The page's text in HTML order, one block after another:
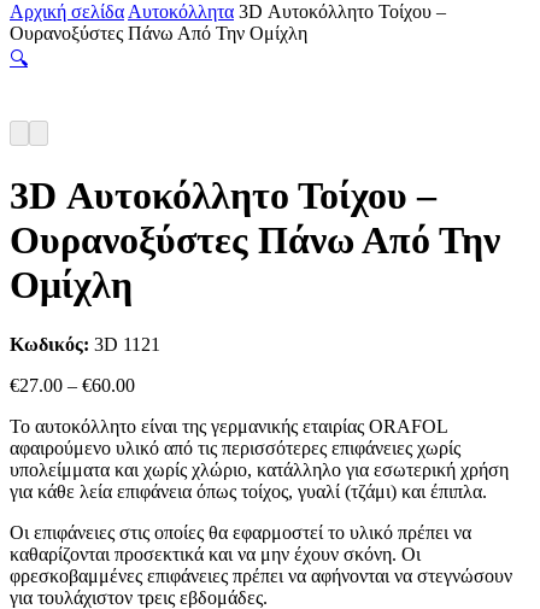
Αρχική σελίδα Αυτοκόλλητα 3D Αυτοκόλλητο Τοίχου –
Ουρανοξύστες Πάνω Από Την Ομίχλη
🔍
3D Αυτοκόλλητο Τοίχου –
Ουρανοξύστες Πάνω Από Την
Ομίχλη
Κωδικός: 3D 1121
€27.00 – €60.00Price
€27.00
through
€60.00
Το αυτοκόλλητο είναι της γερμανικής εταιρίας ORAFOL
αφαιρούμενο υλικό από τις περισσότερες επιφάνειες χωρίς
υπολείμματα και χωρίς χλώριο, κατάλληλο για εσωτερική χρήση
για κάθε λεία επιφάνεια όπως τοίχος, γυαλί (τζάμι) και έπιπλα.
Οι επιφάνειες στις οποίες θα εφαρμοστεί το υλικό πρέπει να
καθαρίζονται προσεκτικά και να μην έχουν σκόνη. Οι
φρεσκοβαμμένες επιφάνειες πρέπει να αφήνονται να στεγνώσουν
για τουλάχιστον τρεις εβδομάδες.